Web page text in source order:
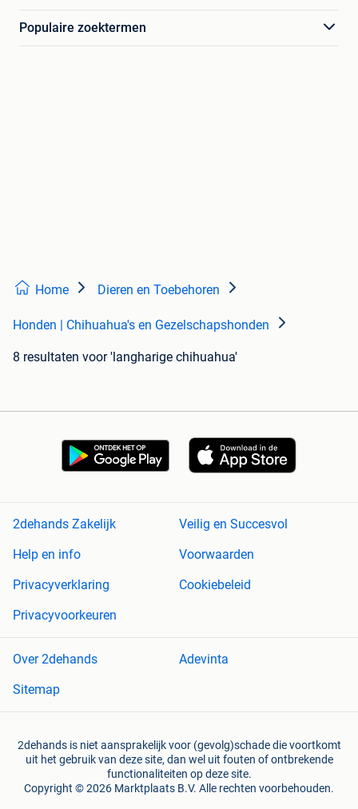
Populaire zoektermen
Home Dieren en Toebehoren
Honden | Chihuahua's en Gezelschapshonden
8 resultaten voor 'langharige chihuahua'
2dehands Zakelijk
Veilig en Succesvol
Help en info
Voorwaarden
Privacyverklaring
Cookiebeleid
Privacyvoorkeuren
Over 2dehands
Adevinta
Sitemap
2dehands is niet aansprakelijk voor (gevolg)schade die voortkomt
uit het gebruik van deze site, dan wel uit fouten of ontbrekende
functionaliteiten op deze site.
Copyright © 2026 Marktplaats B.V. Alle rechten voorbehouden.